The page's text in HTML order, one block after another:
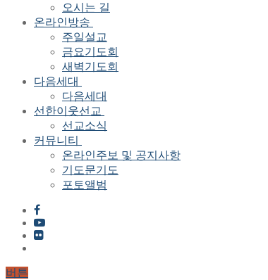
오시는 길
온라인방송
주일설교
금요기도회
새벽기도회
다음세대
다음세대
선한이웃선교
선교소식
커뮤니티
온라인주보 및 공지사항
기도문기도
포토앨범
버튼